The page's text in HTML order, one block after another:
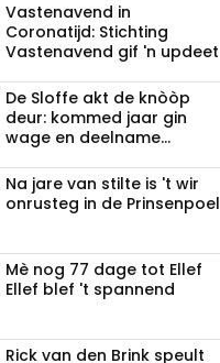
Vastenavend in
Coronatijd: Stichting
Vastenavend gif 'n updeet
De Sloffe akt de knòòp
deur: kommed jaar gin
wage en deelname...
Na jare van stilte is 't wir
onrusteg in de Prinsenpoel
Mè nog 77 dage tot Ellef
Ellef blef 't spannend
Rick van den Brink speult